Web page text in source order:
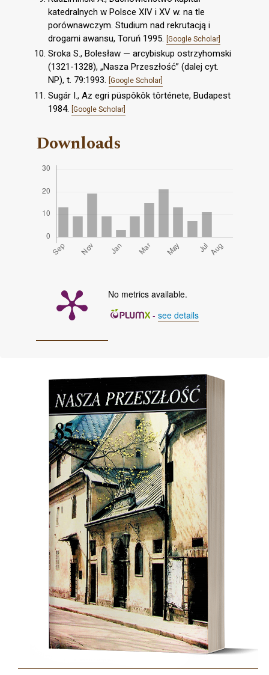
katedralnych w Polsce XIV i XV w. na tle
porównawczym. Studium nad rekrutacją i
drogami awansu, Toruń 1995.
[Google Scholar]
Sroka S., Bolesław — arcybiskup ostrzyhomski
(1321-1328), „Nasza Przeszłość” (dalej cyt.
NP), t. 79:1993. [Google Scholar]
Sugár I., Az egri püspôkôk tôrténete, Budapest
1984. [Google Scholar]
Downloads
No metrics available.
- see details